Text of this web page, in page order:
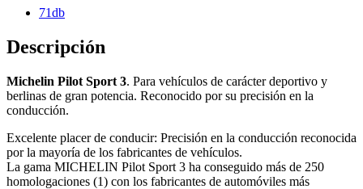
71db
Descripción
Michelin Pilot Sport 3. Para vehículos de carácter deportivo y
berlinas de gran potencia. Reconocido por su precisión en la
conducción.
Excelente placer de conducir: Precisión en la conducción reconocida
por la mayoría de los fabricantes de vehículos.
La gama MICHELIN Pilot Sport 3 ha conseguido más de 250
homologaciones (1) con los fabricantes de automóviles más